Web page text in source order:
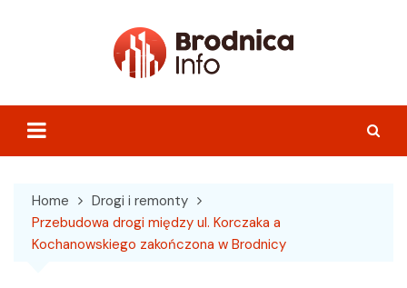
Home
Drogi i remonty
Przebudowa drogi między ul. Korczaka a
Kochanowskiego zakończona w Brodnicy